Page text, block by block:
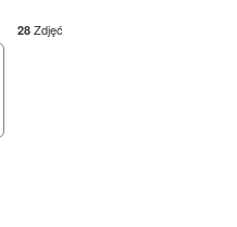
28 Zdjęć